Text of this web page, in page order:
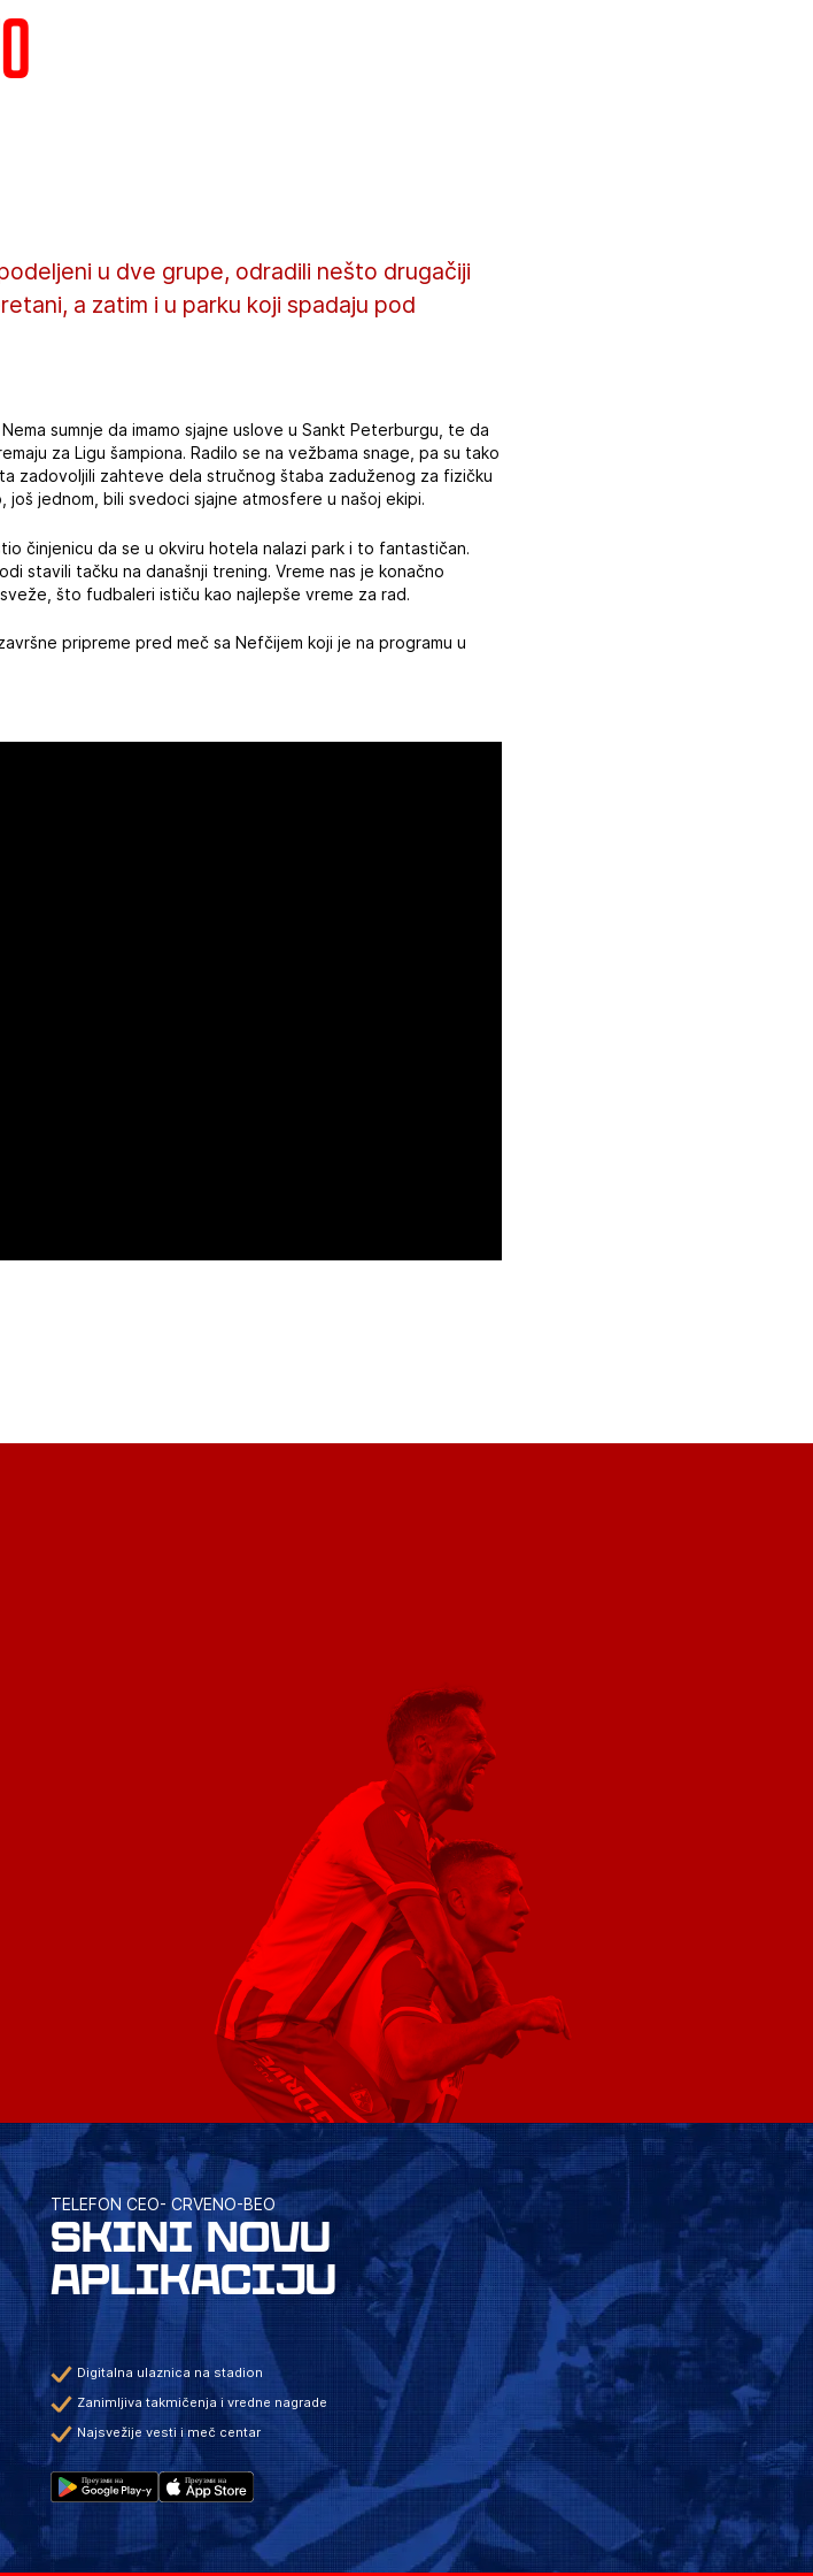
u dve grupe, odradili nešto drugačiji
a zatim i u parku koji spadaju pod
sumnje da imamo sjajne uslove u Sankt Peterburgu, te da
za Ligu šampiona. Radilo se na vežbama snage, pa su tako
zadovoljili zahteve dela stručnog štaba zaduženog za fizičku
još jednom, bili svedoci sjajne atmosfere u našoj ekipi.
činjenicu da se u okviru hotela nalazi park i to fantastičan.
stavili tačku na današnji trening. Vreme nas je konačno
što fudbaleri ističu kao najlepše vreme za rad.
pripreme pred meč sa Nefčijem koji je na programu u
TELEFON CEO- CRVENO-BEO
SKINI NOVU
APLIKACIJU
Digitalna ulaznica na stadion
Zanimljiva takmičenja i vredne nagrade
Najsvežije vesti i meč centar